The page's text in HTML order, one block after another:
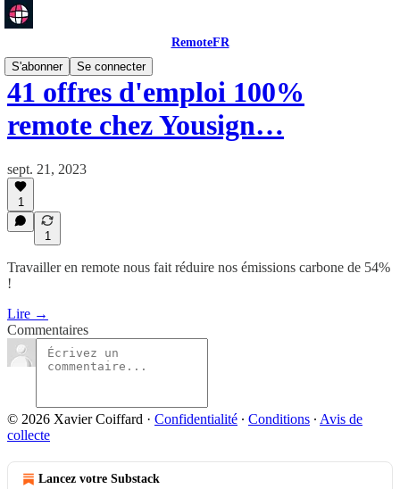
RemoteFR
S'abonner
Se connecter
41 offres d'emploi 100%
remote chez Yousign…
sept. 21, 2023
1
1
Travailler en remote nous fait réduire nos émissions carbone de 54%
!
Lire →
Commentaires
© 2026 Xavier Coiffard · Confidentialité ∙ Conditions ∙ Avis de
collecte
Lancez votre Substack